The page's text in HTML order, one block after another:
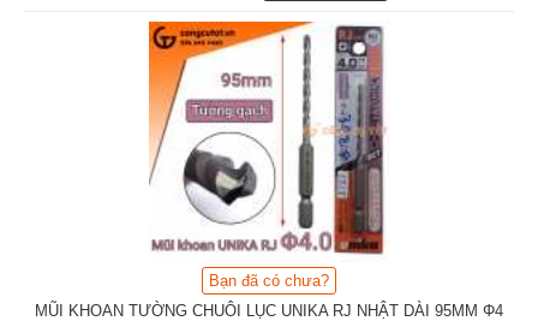
Bạn đã có chưa?
MŨI KHOAN TƯỜNG CHUÔI LỤC UNIKA RJ NHẬT DÀI 95MM Φ4